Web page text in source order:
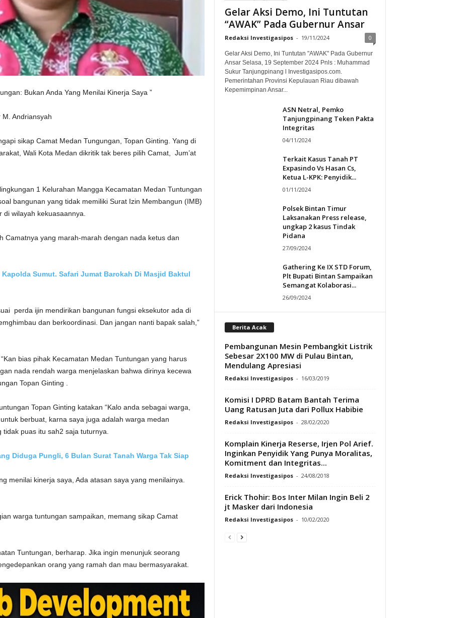
Bukan Anda Yang Menilai Kinerja Saya ”
Andriansyah
sikap Camat Medan Tungungan, Topan Ginting. Yang di
Wali Kota Medan dikritik tak beres pilih Camat,
Jum’at
1 Kelurahan Mangga Kecamatan Medan Tuntungan
bangunan yang tidak memiliki Surat Izin Membangun (IMB)
wilayah kekuasaannya.
Camatnya yang marah-marah dengan nada ketus dan
Sumut. Safari Jumat Barokah Di Masjid Baktul
perda ijin mendirikan bangunan fungsi eksekutor ada di
dan berkoordinasi. Dan jangan nanti bapak salah,”
bias pihak Kecamatan Medan Tuntungan yang harus
nada rendah warga menjelaskan bahwa dirinya kecewa
Topan Ginting .
Topan Ginting katakan “Kalo anda sebagai warga,
berbuat, karna saya juga adalah warga medan
puas itu sah2 saja tuturnya.
Diduga Pungli, 6 Bulan Surat Tanah Warga Tak Siap
menilai kinerja saya, Ada atasan saya yang menilainya.
warga tuntungan sampaikan, memang sikap Camat
Tuntungan, berharap. Jika ingin menunjuk seorang
orang yang ramah dan mau bermasyarakat.
Gelar Aksi Demo, Ini Tuntutan
“AWAK” Pada Gubernur Ansar
Redaksi Investigasipos - 19/11/2024 0
Gelar Aksi Demo, Ini Tuntutan "AWAK" Pada Gubernur
Ansar Selasa, 19 September 2024 Pnls : Muhammad
Sukur Tanjungpinang l Investigasipos.com.
Pemerintahan Provinsi Kepulauan Riau dibawah
Kepemimpinan Ansar...
ASN Netral, Pemko
Tanjungpinang Teken Pakta
Integritas
04/11/2024
Terkait Kasus Tanah PT
Expasindo Vs Hasan Cs,
Ketua L-KPK: Penyidik...
01/11/2024
Polsek Bintan Timur
Laksanakan Press release,
ungkap 2 kasus Tindak
Pidana
27/09/2024
Gathering Ke IX STD Forum,
Plt Bupati Bintan Sampaikan
Semangat Kolaborasi...
26/09/2024
Berita Acak
Pembangunan Mesin Pembangkit Listrik
Sebesar 2X100 MW di Pulau Bintan,
Mendulang Apresiasi
Redaksi Investigasipos - 16/03/2019
Komisi I DPRD Batam Bantah Terima
Uang Ratusan Juta dari Pollux Habibie
Redaksi Investigasipos - 28/02/2020
Komplain Kinerja Reserse, Irjen Pol Arief.
Inginkan Penyidik Yang Punya Moralitas,
Komitment dan Integritas...
Redaksi Investigasipos - 24/08/2018
Erick Thohir: Bos Inter Milan Ingin Beli 2
jt Masker dari Indonesia
Redaksi Investigasipos - 10/02/2020